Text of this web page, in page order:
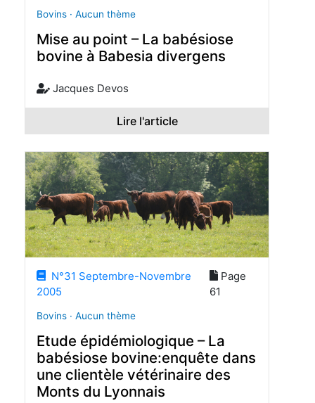
Bovins · Aucun thème
Mise au point – La babésiose
bovine à Babesia divergens
Jacques Devos
Lire l'article
N°31 Septembre-Novembre
2005
Page
61
Bovins · Aucun thème
Etude épidémiologique – La
babésiose bovine:enquête dans
une clientèle vétérinaire des
Monts du Lyonnais